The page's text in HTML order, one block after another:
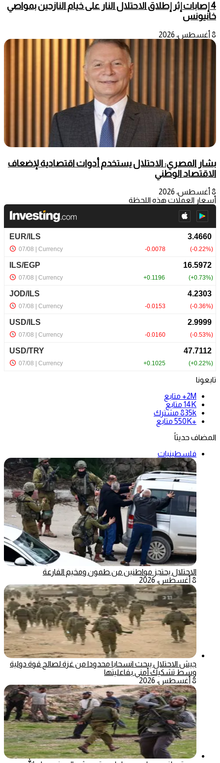
4 إصابات إثر إطلاق الاحتلال النار على خيام النازحين بمواصي
خانيونس
8 أغسطس، 2026
بشار المصري: الاحتلال يستخدم أدوات اقتصادية لإضعاف
الاقتصاد الوطني
8 أغسطس، 2026
أسعار العملات هذه اللحظة
تابعونا
2M+
متابع
14K متابع
835k مشترك
+550K
متابع
المضاف حديثاً
فلسطينيات
الاحتلال يحتجز مواطنين من طمون ومخيم الفارعة
8 أغسطس، 2026
جيش الاحتلال يبحث انسحابا محدودا من غزة لصالح قوة دولية
وسط تشكيك أمني بفاعليتها
8 أغسطس، 2026